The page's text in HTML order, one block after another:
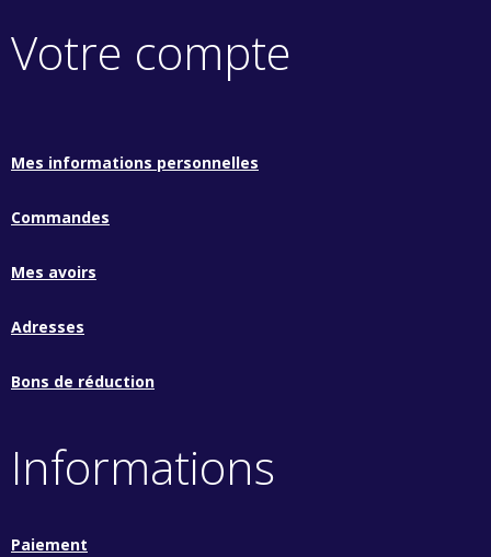
Votre compte
Mes informations personnelles
Commandes
Mes avoirs
Adresses
Bons de réduction
Informations
Paiement